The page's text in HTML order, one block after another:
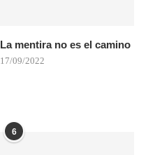
La mentira no es el camino
17/09/2022
6